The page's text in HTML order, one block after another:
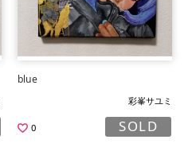
blue
彩峯サユミ
0 SOLD